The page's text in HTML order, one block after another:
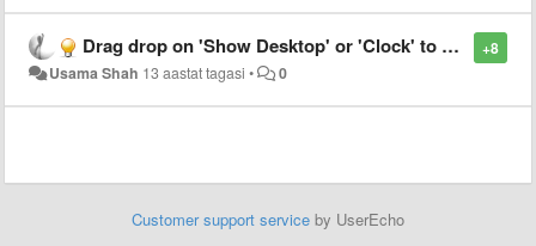
+8
Drag drop on 'Show Desktop' or 'Clock' to Delete
Usama Shah 13 aastat tagasi • 0
Customer support service by UserEcho